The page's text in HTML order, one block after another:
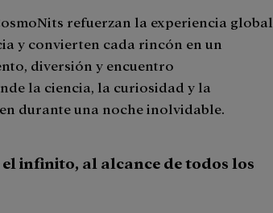
refuerzan la experiencia global
y convierten cada rincón en un
diversión y encuentro
la ciencia, la curiosidad y la
durante una noche inolvidable.
infinito, al alcance de todos los